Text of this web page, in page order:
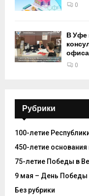
0
В Уфе
0
Рубрики
100-летие
450-летие
75-летие Победы в
9 мая – День Победы
Без рубрики